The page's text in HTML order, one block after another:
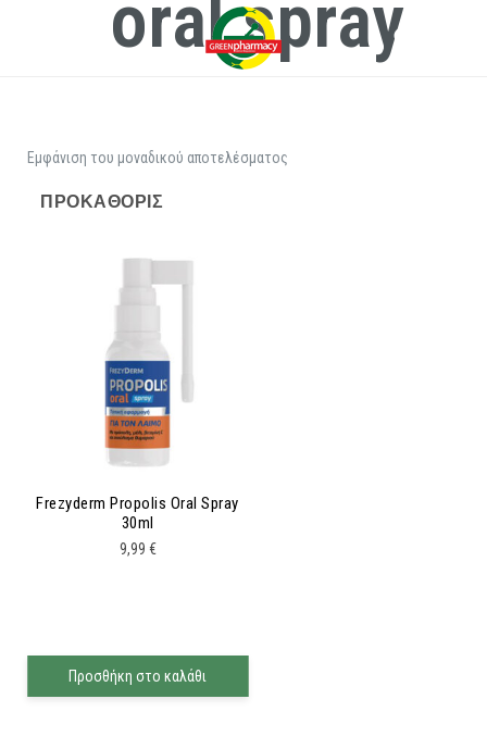
oral spray
Εμφάνιση του μοναδικού αποτελέσματος
Frezyderm Propolis Oral Spray
30ml
9,99 €
Προσθήκη στο καλάθι